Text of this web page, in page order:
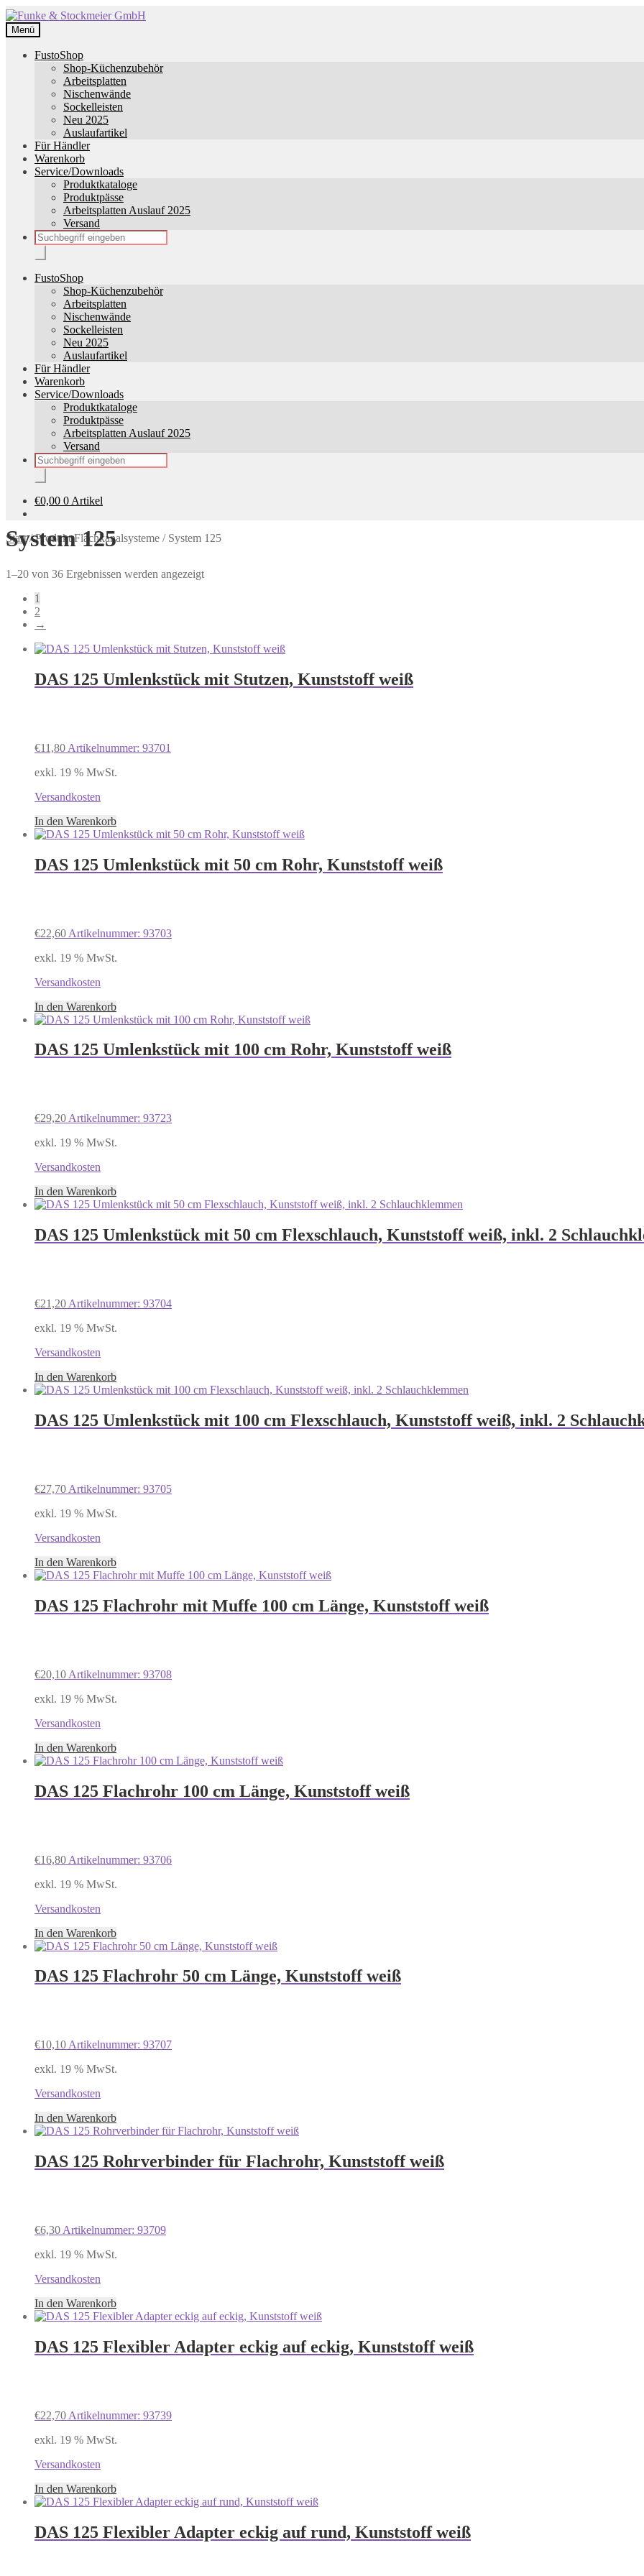
Zur
Navigation
springen
Zum
Inhalt
springen
Menü
FustoShop
Shop-Küchenzubehör
Arbeitsplatten
Nischenwände
Sockelleisten
Neu 2025
Auslaufartikel
Für Händler
Warenkorb
Service/Downloads
Produktkataloge
Produktpässe
Arbeitsplatten Auslauf 2025
Versand
Products
search
FustoShop
Shop-Küchenzubehör
Arbeitsplatten
Nischenwände
Sockelleisten
Neu 2025
Auslaufartikel
Für Händler
Warenkorb
Service/Downloads
Produktkataloge
Produktpässe
Arbeitsplatten Auslauf 2025
Versand
Products
search
€0,00 0 Artikel
Start/Produkt Flachkanalsysteme / System 125
System 125
1–20 von 36 Ergebnissen werden angezeigt
1
2
→
DAS 125 Umlenkstück mit Stutzen, Kunststoff weiß
€11,80 Artikelnummer: 93701
exkl. 19 % MwSt.
Versandkosten
In den Warenkorb
DAS 125 Umlenkstück mit 50 cm Rohr, Kunststoff weiß
€22,60 Artikelnummer: 93703
exkl. 19 % MwSt.
Versandkosten
In den Warenkorb
DAS 125 Umlenkstück mit 100 cm Rohr, Kunststoff weiß
€29,20 Artikelnummer: 93723
exkl. 19 % MwSt.
Versandkosten
In den Warenkorb
DAS 125 Umlenkstück mit 50 cm Flexschlauch, Kunststoff weiß, inkl. 2
€21,20 Artikelnummer: 93704
exkl. 19 % MwSt.
Versandkosten
In den Warenkorb
DAS 125 Umlenkstück mit 100 cm Flexschlauch, Kunststoff weiß, inkl. 2
€27,70 Artikelnummer: 93705
exkl. 19 % MwSt.
Versandkosten
In den Warenkorb
DAS 125 Flachrohr mit Muffe 100 cm Länge, Kunststoff weiß
€20,10 Artikelnummer: 93708
exkl. 19 % MwSt.
Versandkosten
In den Warenkorb
DAS 125 Flachrohr 100 cm Länge, Kunststoff weiß
€16,80 Artikelnummer: 93706
exkl. 19 % MwSt.
Versandkosten
In den Warenkorb
DAS 125 Flachrohr 50 cm Länge, Kunststoff weiß
€10,10 Artikelnummer: 93707
exkl. 19 % MwSt.
Versandkosten
In den Warenkorb
DAS 125 Rohrverbinder für Flachrohr, Kunststoff weiß
€6,30 Artikelnummer: 93709
exkl. 19 % MwSt.
Versandkosten
In den Warenkorb
DAS 125 Flexibler Adapter eckig auf eckig, Kunststoff weiß
€22,70 Artikelnummer: 93739
exkl. 19 % MwSt.
Versandkosten
In den Warenkorb
DAS 125 Flexibler Adapter eckig auf rund, Kunststoff weiß